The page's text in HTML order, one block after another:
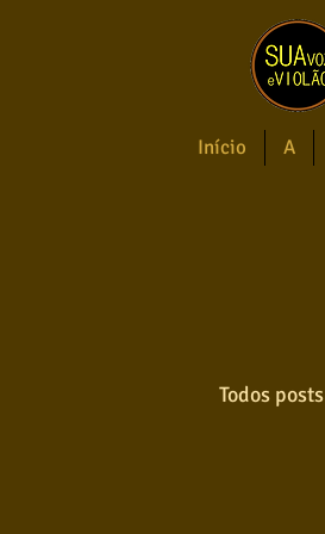
Início A
Todos posts